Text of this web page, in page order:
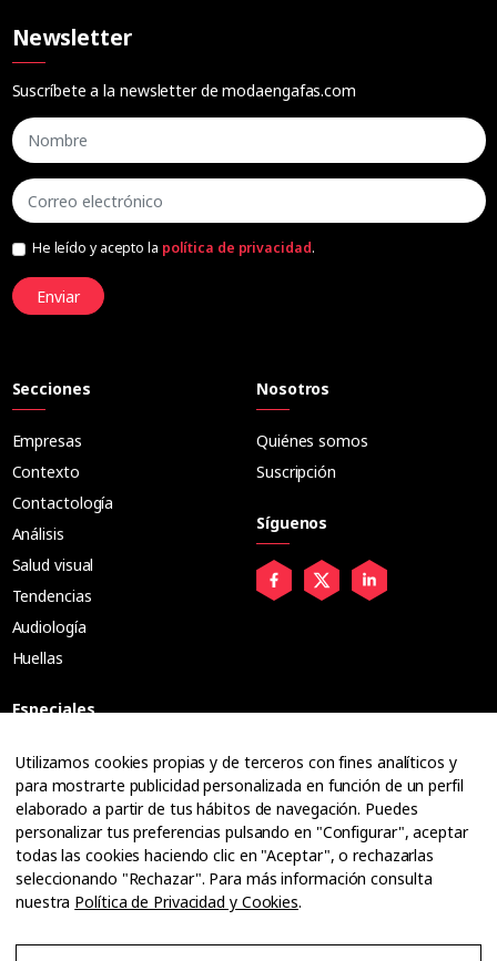
Newsletter
Suscríbete a la newsletter de modaengafas.com
He leído y acepto la política de privacidad.
Enviar
Secciones
Empresas
Contexto
Contactología
Análisis
Salud visual
Tendencias
Audiología
Huellas
Especiales
Entrevistas
Tribuna
Cuadernos
Guías
Anuarios
Nosotros
Quiénes somos
Suscripción
Síguenos
Utilizamos cookies propias y de terceros con fines analíticos y
para mostrarte publicidad personalizada en función de un perfil
elaborado a partir de tus hábitos de navegación. Puedes
personalizar tus preferencias pulsando en "Configurar", aceptar
todas las cookies haciendo clic en "Aceptar", o rechazarlas
seleccionando "Rechazar". Para más información consulta
nuestra Política de Privacidad y Cookies.